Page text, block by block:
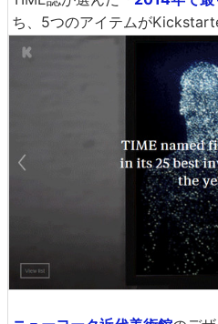
ち、5つのアイテムが